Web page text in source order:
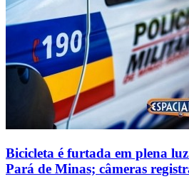
Bicicleta é furtada em plena
Pará de Minas; câmeras